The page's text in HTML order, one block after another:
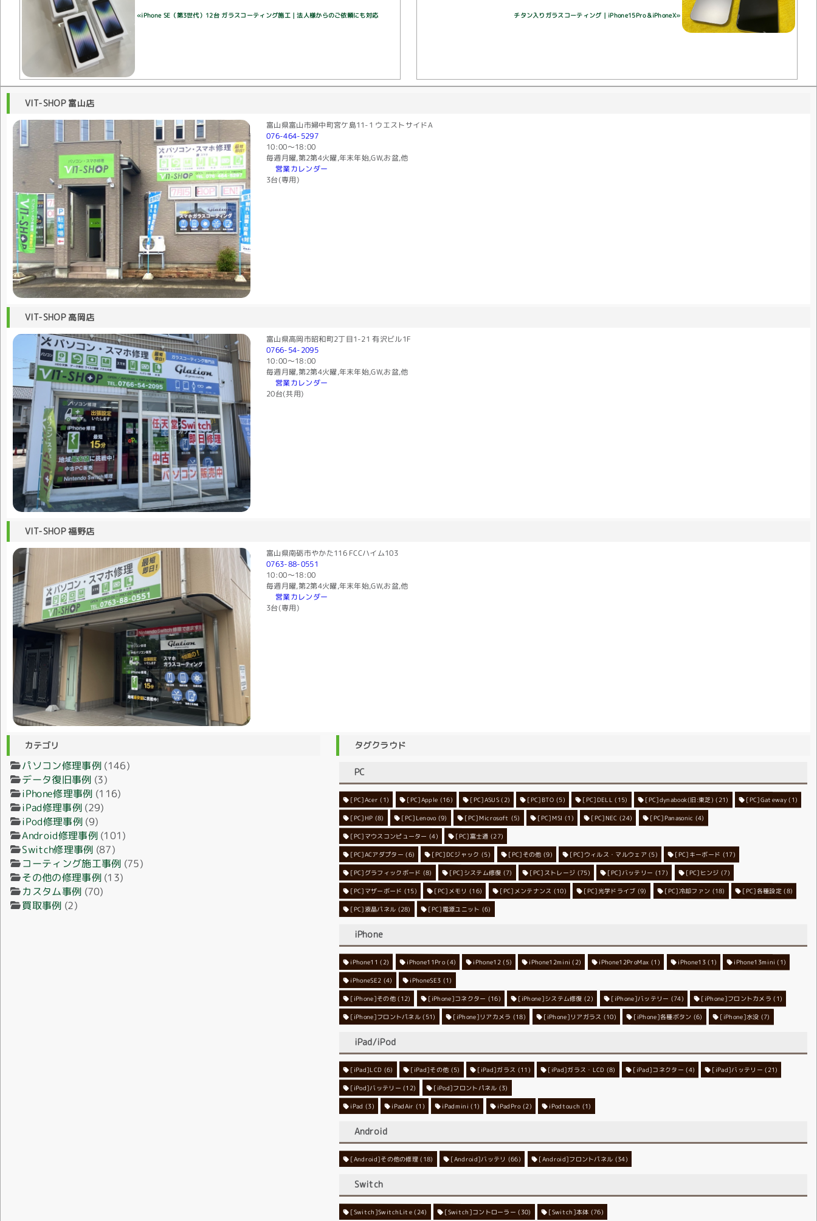
«iPhone SE（第3世代）12台 ガラスコーティング施工｜法人様からのご依頼にも対応 チタン入りガラスコーティング｜iPhone15Pro＆iPhoneX»
VIT-SHOP 富山店
富山県富山市婦中町宮ケ島11-1 ウエストサイドA
076-464-5297
10:00〜18:00
毎週月曜,第2第4火曜,年末年始,GW,お盆,他
営業カレンダー
3台(専用)
VIT-SHOP 高岡店
富山県高岡市昭和町2丁目1-21 有沢ビル1F
0766-54-2095
10:00〜18:00
毎週月曜,第2第4火曜,年末年始,GW,お盆,他
営業カレンダー
20台(共用)
VIT-SHOP 福野店
富山県南砺市やかた116 FCCハイム103
0763-88-0551
10:00〜18:00
毎週月曜,第2第4火曜,年末年始,GW,お盆,他
営業カレンダー
3台(専用)
カテゴリ
パソコン修理事例(146)
データ復旧事例 (3)
iPhone修理事例 (116)
iPad修理事例(29)
iPod修理事例(9)
Android修理事例(101)
Switch修理事例 (87)
コーティング施工事例 (75)
その他の修理事例(13)
カスタム事例 (70)
買取事例 (2)
タグクラウド
PC
[PC]Acer (1) [PC]Apple(16) [PC]ASUS(2) [PC]BTO (5) [PC]DELL (15) [PC]dynabook(旧:東芝) (21) [PC]Gateway (1)
[PC]HP (8) [PC]Lenovo(9) [PC]Microsoft (5) [PC]MSI (1) [PC]NEC (24) [PC]Panasonic (4)
[PC]マウスコンピューター (4) [PC]富士通 (27)
[PC]ACアダプター (6) [PC]DCジャック (5) [PC]その他 (9) [PC]ウィルス・マルウェア (5) [PC]キーボード (17)
[PC]グラフィックボード (8) [PC]システム修復 (7) [PC]ストレージ (75) [PC]バッテリー (17) [PC]ヒンジ (7)
[PC]マザーボード (15) [PC]メモリ (16) [PC]メンテナンス (10) [PC]光学ドライブ (9) [PC]冷却ファン (18) [PC]各種設定(8)
[PC]液晶パネル (28) [PC]電源ユニット (6)
iPhone
iPhone11 (2) iPhone11Pro(4) iPhone12(5) iPhone12mini (2) iPhone12ProMax (1) iPhone13(1) iPhone13mini (1)
iPhoneSE2 (4) iPhoneSE3 (1)
[iPhone]その他(12) [iPhone]コネクター (16) [iPhone]システム修復 (2) [iPhone]バッテリー (74) [iPhone]フロントカメラ (1)
[iPhone]フロントパネル (51) [iPhone]リアカメラ (18) [iPhone]リアガラス (10) [iPhone]各種ボタン (6) [iPhone]水没 (7)
iPad/iPod
[iPad]LCD (6) [iPad]その他 (5) [iPad]ガラス (11) [iPad]ガラス・LCD (8) [iPad]コネクター (4) [iPad]バッテリー (21)
[iPod]バッテリー (12) [iPod]フロントパネル (3)
iPad (3) iPadAir (1) iPadmini (1) iPadPro(2) iPodtouch (1)
Android
[Android]その他の修理 (18) [Android]バッテリ (66) [Android]フロントパネル(34)
Switch
[Switch]SwitchLite (24) [Switch]コントローラー (30) [Switch]本体 (76)